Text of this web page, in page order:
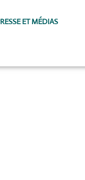
ET MÉDIAS